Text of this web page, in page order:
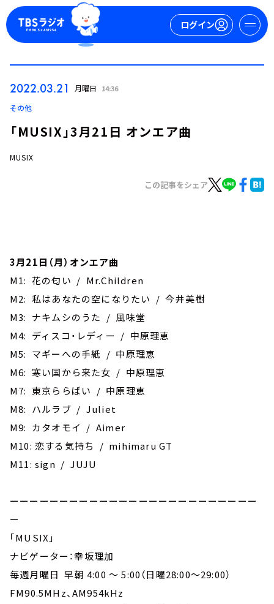
ログイン
TBS Podcast
お知らせ
イベント・グッズ
YouTube
会社情報
2022.03.21 月曜日 14:36
その他
「MUSIX」3月21日 オンエア曲
MUSIX
この記事をシェア
3月21日（月）オンエア曲
M1: 花の匂い / Mr.Children
M2: 私はあなたの空になりたい / 今井美樹
M3: ナキムシのうた / 風味堂
M4: ディスコ・レディー / 中原理恵
M5: マギーへの手紙 / 中原理恵
M6: 寒い国から来た女 / 中原理恵
M7: 東京ららばい / 中原理恵
M8: ハルラブ / Juliet
M9: カタオモイ / Aimer
M10: 恋する気持ち / mihimaru GT
M11: sign / JUJU
ーーーーーーーーーーーーーーーーーーーーーーーーー
ー
｢MUSIX｣
ナビゲーター：幸坂理加
毎週月曜日 早朝 4:00 ～ 5:00（日曜28:00～29:00）
FM90.5MHz、AM954kHz